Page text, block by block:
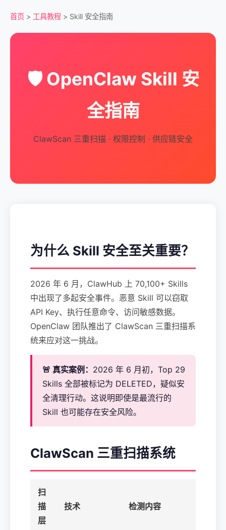
首页 > 工具教程 > Skill 安全指南
🛡️ OpenClaw Skill 安
全指南
ClawScan 三重扫描 · 权限控制 · 供应链安全
为什么 Skill 安全至关重要？
2026 年 6 月，ClawHub 上 70,100+ Skills
中出现了多起安全事件。恶意 Skill 可以窃取
API Key、执行任意命令、访问敏感数据。
OpenClaw 团队推出了 ClawScan 三重扫描系
统来应对这一挑战。
🚨 真实案例： 2026 年 6 月初，Top 29
Skills 全部被标记为 DELETED，疑似安
全清理行动。这说明即使是最流行的
Skill 也可能存在安全风险。
ClawScan 三重扫描系统
扫
描
层
技术 检测内容